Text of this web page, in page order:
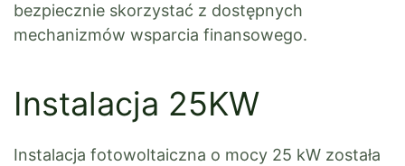
bezpiecznie skorzystać z dostępnych
mechanizmów wsparcia finansowego.
Instalacja 25KW
Instalacja fotowoltaiczna o mocy 25 kW została